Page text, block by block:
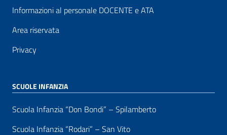
Informazioni al personale DOCENTE e ATA
Area riservata
Privacy
SCUOLE INFANZIA
Scuola Infanzia “Don Bondi” – Spilamberto
Scuola Infanzia “Rodari” – San Vito